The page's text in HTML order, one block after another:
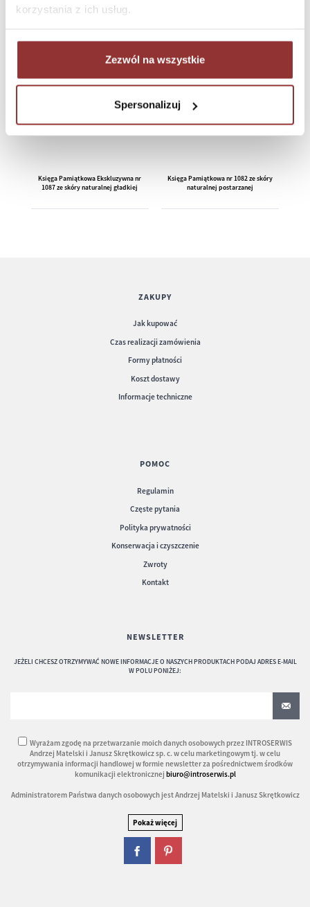
korzystania z ich usług.
Zezwól na wszystkie
Spersonalizuj
Księga Pamiątkowa Ekskluzywna nr
1087 ze skóry naturalnej gładkiej
Księga Pamiątkowa nr 1082 ze skóry
naturalnej postarzanej
Księga Pamiątkowa nr 358 - Księga ze
ekoskóry z tłoczeniami
ZAKUPY
Jak kupować
Czas realizacji zamówienia
Formy płatności
Koszt dostawy
Informacje techniczne
POMOC
Regulamin
Częste pytania
Polityka prywatności
Konserwacja i czyszczenie
Zwroty
Kontakt
NEWSLETTER
JEŻELI CHCESZ OTRZYMYWAĆ NOWE INFORMACJE O NASZYCH PRODUKTACH PODAJ ADRES E-MAIL
W POLU PONIŻEJ:
Wyrażam zgodę na przetwarzanie moich danych osobowych przez INTROSERWIS
Andrzej Matelski i Janusz Skrętkowicz sp. c. w celu marketingowym tj. w celu
otrzymywania informacji handlowej w formie newsletter za pośrednictwem środków
komunikacji elektronicznej biuro@introserwis.pl
Administratorem Państwa danych osobowych jest Andrzej Matelski i Janusz Skrętkowicz